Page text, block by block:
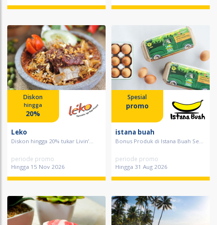
Diskon
hingga
20%
Leko
Diskon hingga 20% tukar Livin’...
periode promo
Hingga 15 Nov 2026
Spesial
promo
istana buah
Bonus Produk di Istana Buah Se...
periode promo
Hingga 31 Aug 2026